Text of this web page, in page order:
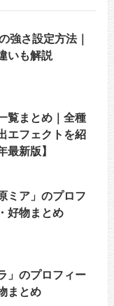
強さ設定方法｜
いも解説
覧まとめ｜全種
エフェクトを紹
最新版】
ミア」のプロフ
好物まとめ
」のプロフィー
まとめ